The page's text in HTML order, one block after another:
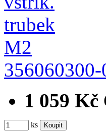
356060300-
1 059 Kč
ks